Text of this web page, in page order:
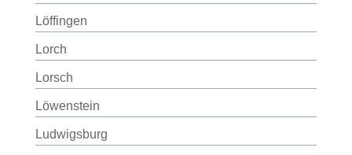
Löffingen
Lorch
Lorsch
Löwenstein
Ludwigsburg